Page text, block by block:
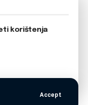
Accept
korištenja